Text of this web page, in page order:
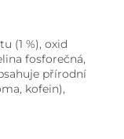
(1 %), oxid
fosforečná,
přírodní
kofein),